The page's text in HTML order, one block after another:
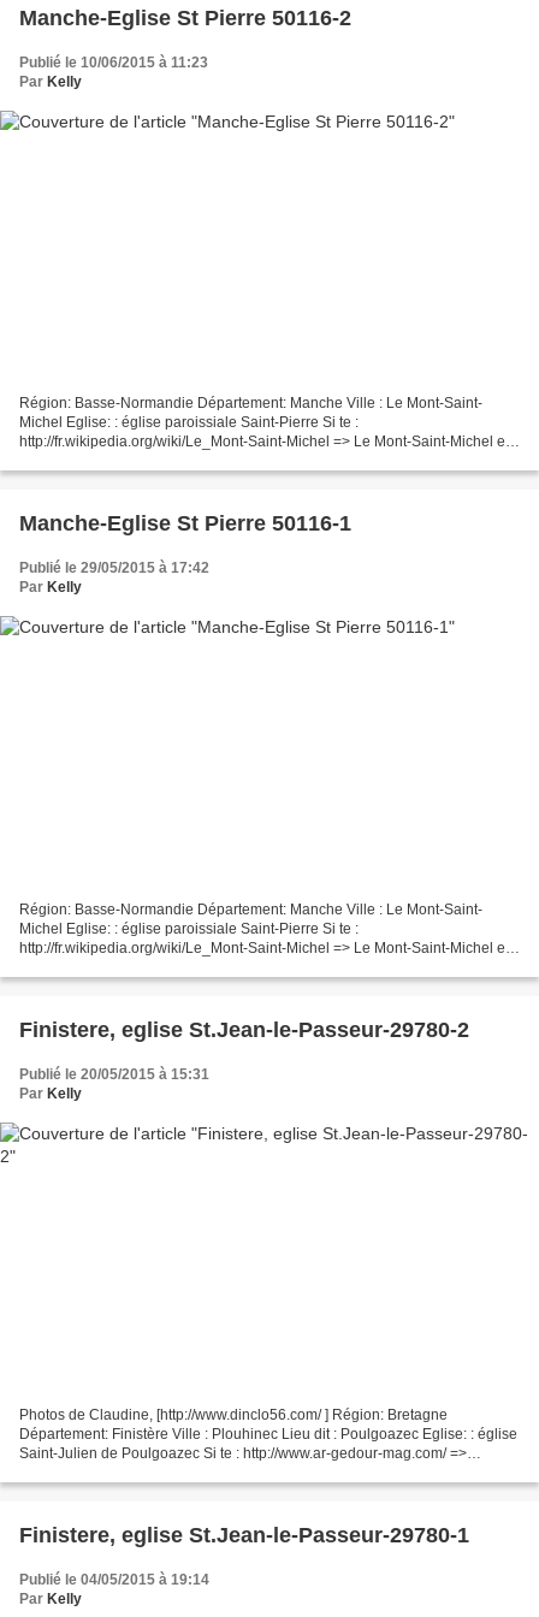
Manche-Eglise St Pierre 50116-2
Publié le 10/06/2015 à 11:23
Par Kelly
Région: Basse-Normandie Département: Manche Ville : Le Mont-Saint-
Michel Eglise: : église paroissiale Saint-Pierre Si te :
http://fr.wikipedia.org/wiki/Le_Mont-Saint-Michel => Le Mont-Saint-Michel est
Manche-Eglise St Pierre 50116-1
Publié le 29/05/2015 à 17:42
Par Kelly
Région: Basse-Normandie Département: Manche Ville : Le Mont-Saint-
Michel Eglise: : église paroissiale Saint-Pierre Si te :
http://fr.wikipedia.org/wiki/Le_Mont-Saint-Michel => Le Mont-Saint-Michel est
Finistere, eglise St.Jean-le-Passeur-29780-2
Publié le 20/05/2015 à 15:31
Par Kelly
Photos de Claudine, [http://www.dinclo56.com/ ] Région: Bretagne
Département: Finistère Ville : Plouhinec Lieu dit : Poulgoazec Eglise: : église
Saint-Julien de Poulgoazec Si te : http://www.ar-gedour-mag.com/ =>
Finistere, eglise St.Jean-le-Passeur-29780-1
Publié le 04/05/2015 à 19:14
Par Kelly